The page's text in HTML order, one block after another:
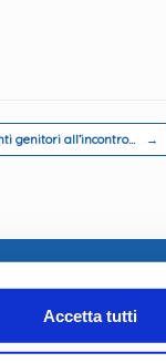
Accetta tutti
genitori all’incontro… →